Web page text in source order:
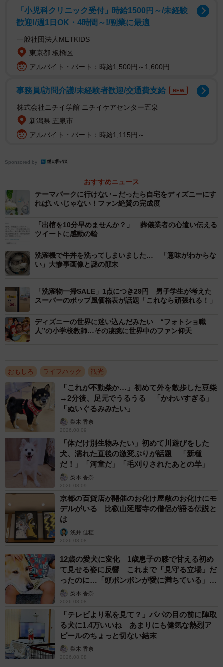
のすごく『『『生活感』』』を感じるのでディズニーにあ
りそうな感じにしてみました」
というコメントと共に、ゴミの出し方について書かれた紙
をTDR周辺で見かける立て看板のデザインに生まれ変わら
Twitterで話題を集めています。ちょっとしたアイデアで、
ゴミ出しすらも楽しそうなイベントに感じられるから不思
議ですね。
すごい「「「生活感」」」を感じるのでディズニーにあり
pic.twitter.com/4457aBlxlk
— アジ@カワダーランド (@kawadarland)
アジ@カワダーランドさんは、言うまでもなくTDR好き。2
年ほど前に「自分よりもTDR好き」な人と結婚したのを機
に、2人で家の中を「ディズニーっぽくする」ことに心血を
部屋をテーマで分けてそれっぽい装飾をして楽しんでいま
したが、家がディズニーっぽくなればなるほど、存在を主
張してくるのが…そう、“生活感”。「ゴミの日の表はその最
話します。
「天才」「真似したい」「情報の中身は同じでも、見たと
きに受ける印象が全然違う」と大きな反響を呼んだことに
ついては、「とても嬉しいです。特にミッキーシェイプな
どはないのに『ディズニーっぽさ』を感じてもらえたこと
にも感動してます」とアジ@カワダーランドさん。「本家
様が緻密に作りあげた『ディズニーっぽさ』の賜物だと思
います。大好きです！」
実はアジ@カワダーランドさんのように、家でディズニー
を再現しようという熱い思いを持った人はたくさんいるそ
うです。「#自宅でディズニーを再現」タグで調べると、た
くさんの神業がずらり！アジ@カワダーランドさんは「私
は全然大したことはできません。今回のゴミの表も、そん
な神様たちに比べると真似しやすいと感じて親しみを持っ
ていただけたのかもしれません」と話しています。
カワダーランドって何やねん...という方向けにモーメントま
とめました。(答え:ただの自宅)
随時追加予定です！🎈🏰
「小児科クリニック受付」時給1500円～/未経験
歓迎!/週1日OK・4時間～!/副業に最適
一般社団法人METKIDS
東京都 板橋区
アルバイト・パート：時給1,500円～1,600円
事務員/訪問介護/未経験者歓迎/交通費支給 NEW
株式会社ニチイ学館 ニチイケアセンター五泉
新潟県 五泉市
アルバイト・パート：時給1,115円～
Sponsored by
おすすめニュース
テーマパークに行けない→だったら自宅をディズニーにす
ればいいじゃない！ファン絶賛の完成度
「出棺を10分早めませんか？」 葬儀業者の心遣い伝える
ツイートに感動の輪
洗濯機で牛丼を洗ってしまいました… 「意味がわからな
い」大惨事画像と謎の顛末
「洗濯物一掃SALE」1点につき29円 男子学生が考えた
スーパーのポップ風価格表が話題「これなら頑張れる！」
ディズニーの世界に迷い込んだみたい “フォトショ職
人”の小学校教師…その凄腕に世界中のファン仰天
おもしろ ライフハック 観光
「これが不動柴か…」初めて外を散歩した豆柴
→2分後、足元でうるうる 「かわいすぎる」
「ぬいぐるみみたい」
梨木 香奈
2026.08.09
「体だけ別生物みたい」初めて川遊びをした
犬、濡れた直後の激変ぶりが話題 「新種
だ！」「河童だ」「毛刈りされたあとの羊」
梨木 香奈
2026.08.09
京都の百貨店が開催のお化け屋敷のお化けにモ
デルがいる 比叡山延暦寺の僧侶が語る伝説と
は
浅井 佳穂
2026.08.08
12歳の愛犬に変化 1歳息子の膝で甘える初め
て見せる姿に反響 これまで「見守る立場」だ
ったのに…「頭ポンポンが愛に満ちている」
「尊…」
梨木 香奈
2026.08.08
「テレビより私を見て？」パパの目の前に陣取
る犬に1.4万いいね あまりにも健気な熱烈ア
ピールのちょっと切ない結末
梨木 香奈
2026.08.08